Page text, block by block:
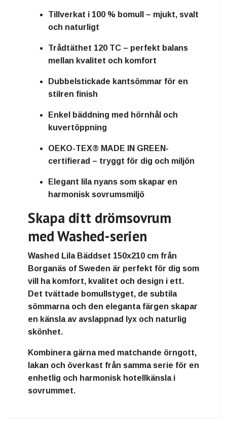
Tillverkat i 100 % bomull
– mjukt, svalt
och naturligt
Trådtäthet 120 TC – perfekt balans
mellan kvalitet och komfort
Dubbelstickade kantsömmar för en
stilren finish
Enkel bäddning med hörnhål och
kuvertöppning
OEKO-TEX® MADE IN GREEN-
certifierad – tryggt för dig och miljön
Elegant lila nyans som skapar en
harmonisk sovrumsmiljö
Skapa ditt drömsovrum
med Washed-serien
Washed Lila Bäddset 150x210 cm från
Borganäs of Sweden är perfekt för dig som
vill ha komfort, kvalitet och design i ett.
Det tvättade bomullstyget, de subtila
sömmarna och den eleganta färgen skapar
en känsla av avslappnad lyx och naturlig
skönhet.
Kombinera gärna med matchande örngott,
lakan och överkast från samma serie för en
enhetlig och harmonisk hotellkänsla i
sovrummet.